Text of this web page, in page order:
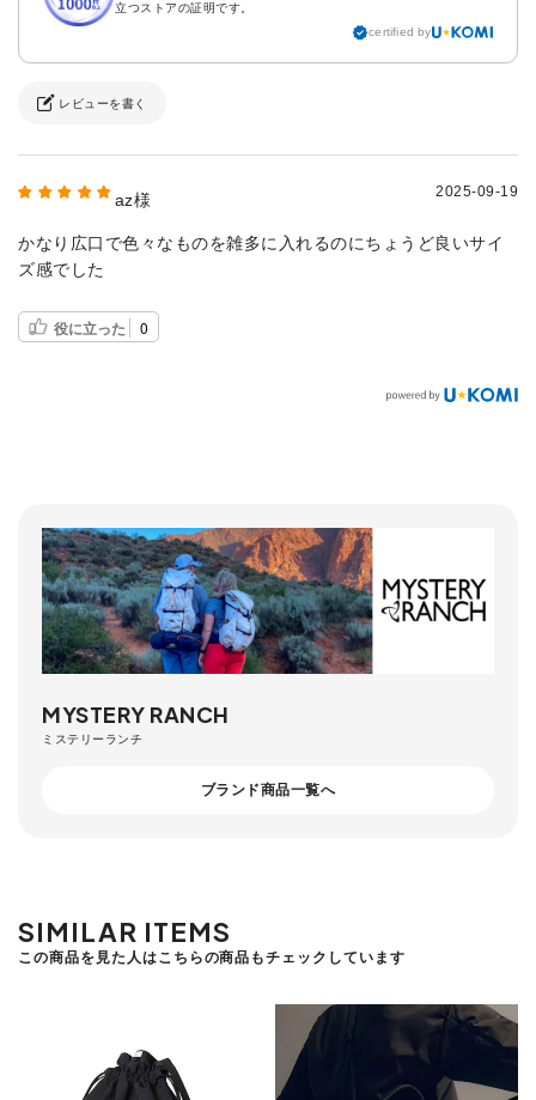
立つストアの証明です。
certified by
レビューを書く
az様 2025-09-19
かなり広口で色々なものを雑多に入れるのにちょうど良いサイ
ズ感でした
役に立った 0
MYSTERY RANCH
ミステリーランチ
ブランド商品一覧へ
SIMILAR ITEMS
この商品を見た人はこちらの商品もチェックしています